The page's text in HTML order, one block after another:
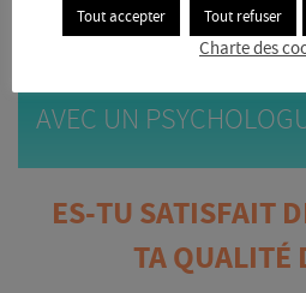
PRENDRE
RENDEZ-VOUS
AVEC UN
ES-TU SATISFAIT
TA QUALITÉ
Tout accepter Tout refuser
Charte des